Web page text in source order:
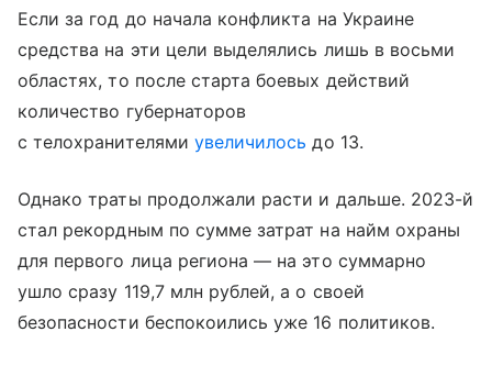
Если за год до начала конфликта на Украине
средства на эти цели выделялись лишь в восьми
областях, то после старта боевых действий
количество губернаторов
с телохранителями увеличилось до 13.
Однако траты продолжали расти и дальше. 2023-й
стал рекордным по сумме затрат на найм охраны
для первого лица региона — на это суммарно
ушло сразу 119,7 млн рублей, а о своей
безопасности беспокоились уже 16 политиков.